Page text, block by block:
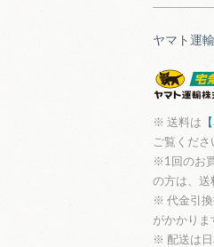
ヤマト運輸
※ 送料は 【
ご覧くださ
※1回のお
の方は、送
※ 代金引換
がかかりま
※ 配送は日